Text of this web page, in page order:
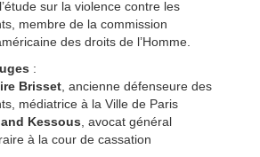
sur la violence contre les
membre de la commission
des droits de l’Homme.
:
Brisset , ancienne défenseure des
médiatrice à la Ville de Paris
Kessous , avocat général
à la cour de cassation